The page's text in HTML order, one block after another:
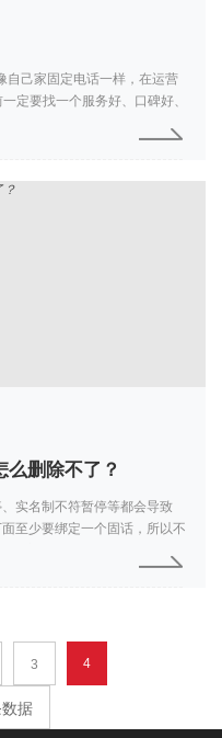
自己家固定电话一样，在运营
定要找一个服务好、口碑好、
么删除不了？
实名制不符暂停等都会导致
至少要绑定一个固话，所以不
3 4
据